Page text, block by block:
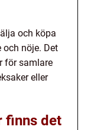
och köpa
och nöje. Det
för samlare
eller
finns det